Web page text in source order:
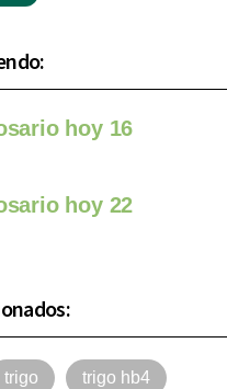
hoy 16
hoy 22
trigo trigo hb4